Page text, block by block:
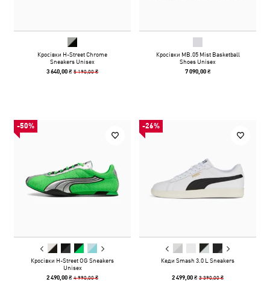
Кросівки H-Street Chrome
Sneakers Unisex
3 640,00 ₴5 190,00 ₴
Кросівки MB.05 Mist Basketball
Shoes Unisex
7 090,00 ₴
-50%
Кросівки H-Street OG Sneakers
Unisex
2 490,00 ₴4 990,00 ₴
-26%
Кеди Smash 3.0 L Sneakers
2 499,00 ₴3 390,00 ₴